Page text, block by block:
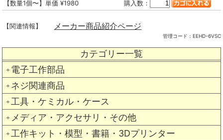
カテゴリー一覧
＋ 電子工作部品
＋ ネジ関連商品
＋ 工具・ケミカル・ケース
＋ メディア・アクセサリ・その他
＋ 工作キット・模型・書籍・3Dプリンター
【数量1個〜】単価 ¥1980 購入数：
【関連情報】 メーカー商品紹介ページ
管理コード： EEHD-6VSC